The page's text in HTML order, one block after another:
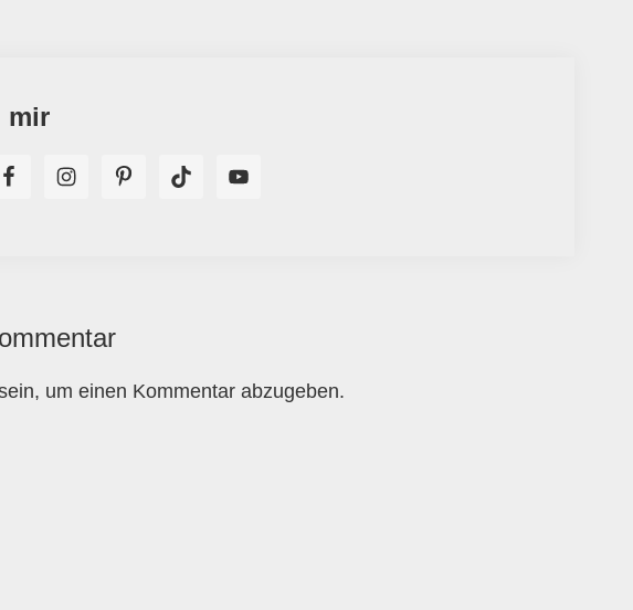
mir
um einen Kommentar abzugeben.